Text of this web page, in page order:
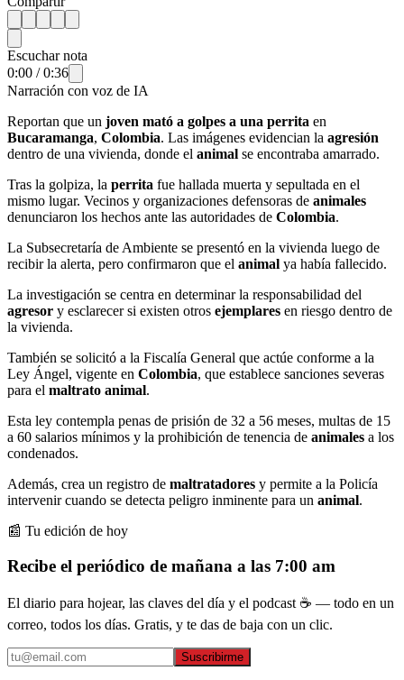
Escuchar nota
0:00 /0:36
Narración con voz de IA
Reportan que un joven mató a golpes a una perrita en
Bucaramanga, Colombia. Las imágenes evidencian la agresión
dentro de una vivienda, donde el animal se encontraba amarrado.
Tras la golpiza, la perrita fue hallada muerta y sepultada en el
mismo lugar. Vecinos y organizaciones defensoras de animales
denunciaron los hechos ante las autoridades de Colombia.
La Subsecretaría de Ambiente se presentó en la vivienda luego de
recibir la alerta, pero confirmaron que el animal ya había fallecido.
La investigación se centra en determinar la responsabilidad del
agresor y esclarecer si existen otros ejemplares en riesgo dentro de
la vivienda.
También se solicitó a la Fiscalía General que actúe conforme a la
Ley Ángel, vigente en Colombia, que establece sanciones severas
para el maltrato animal.
Esta ley contempla penas de prisión de 32 a 56 meses, multas de 15
a 60 salarios mínimos y la prohibición de tenencia de animales a los
condenados.
Además, crea un registro de maltratadores y permite a la Policía
intervenir cuando se detecta peligro inminente para un animal.
📰 Tu edición de hoy
Recibe el periódico de mañana a las 7:00 am
El diario para hojear, las claves del día y el podcast ☕ — todo en un
correo, todos los días. Gratis, y te das de baja con un clic.
Suscribirme